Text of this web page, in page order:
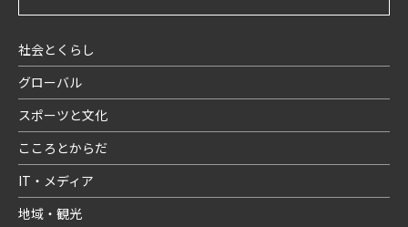
社会とくらし
グローバル
スポーツと文化
こころとからだ
IT・メディア
地域・観光